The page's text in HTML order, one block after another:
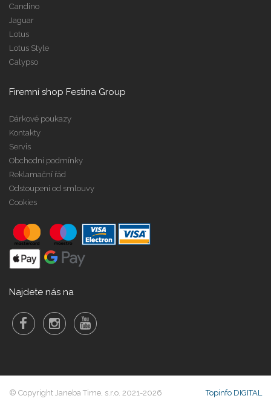
Candino
Jaguar
Lotus
Lotus Style
Calypso
Firemní shop Festina Group
Dárkové poukazy
Kontakty
Servis
Obchodní podmínky
Reklamační řád
Odstoupení od smlouvy
Cookies
Najdete nás na
© Copyright Janeba Time, s.r.o. 2021-2026 Topinfo DIGITAL